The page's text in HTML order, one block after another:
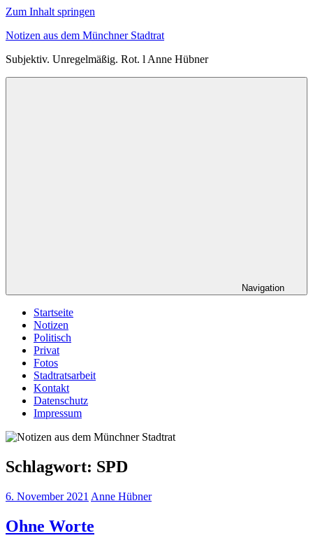
Zum Inhalt springen
Notizen aus dem Münchner Stadtrat
Subjektiv. Unregelmäßig. Rot. l Anne Hübner
Navigation
Startseite
Notizen
Politisch
Privat
Fotos
Stadtratsarbeit
Kontakt
Datenschutz
Impressum
Schlagwort: SPD
6. November 2021 Anne Hübner
Ohne Worte